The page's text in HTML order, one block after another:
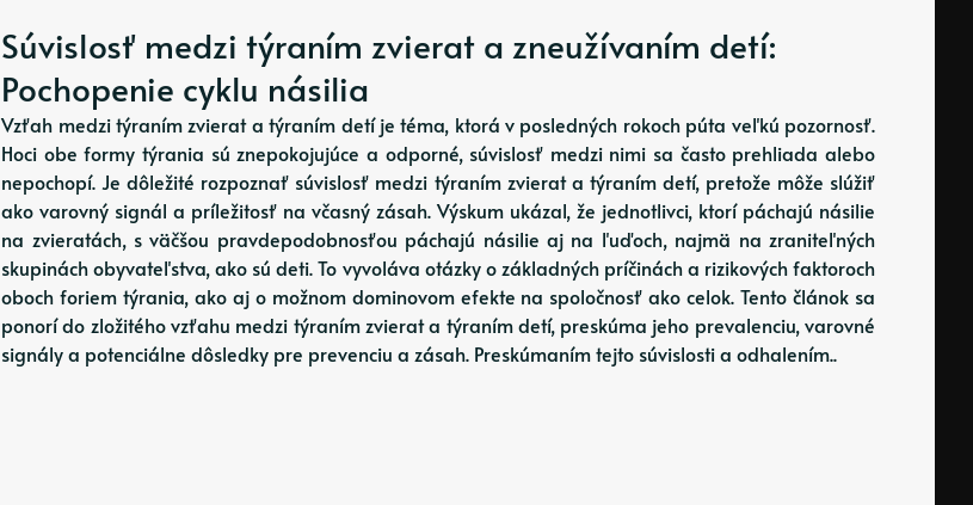
Súvislosť medzi týraním zvierat a zneužívaním detí:
Pochopenie cyklu násilia
Vzťah medzi týraním zvierat a týraním detí je téma, ktorá v posledných rokoch púta veľkú pozornosť.
Hoci obe formy týrania sú znepokojujúce a odporné, súvislosť medzi nimi sa často prehliada alebo
nepochopí. Je dôležité rozpoznať súvislosť medzi týraním zvierat a týraním detí, pretože môže slúžiť
ako varovný signál a príležitosť na včasný zásah. Výskum ukázal, že jednotlivci, ktorí páchajú násilie
na zvieratách, s väčšou pravdepodobnosťou páchajú násilie aj na ľuďoch, najmä na zraniteľných
skupinách obyvateľstva, ako sú deti. To vyvoláva otázky o základných príčinách a rizikových faktoroch
oboch foriem týrania, ako aj o možnom dominovom efekte na spoločnosť ako celok. Tento článok sa
ponorí do zložitého vzťahu medzi týraním zvierat a týraním detí, preskúma jeho prevalenciu, varovné
signály a potenciálne dôsledky pre prevenciu a zásah. Preskúmaním tejto súvislosti a odhalením..